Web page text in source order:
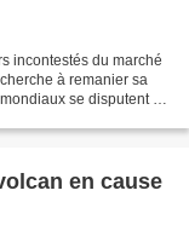
incontestés du marché
à remanier sa
se disputent le
en cause